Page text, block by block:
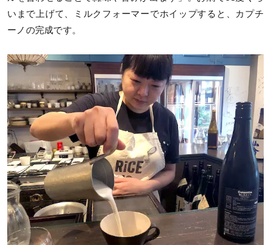
いまで上げて、ミルクフォーマーでホイップすると、カプチ
ーノの完成です。